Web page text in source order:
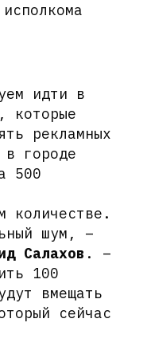
идти в
которые
рекламных
в городе
500
количестве.
шум, –
Салахов . –
100
вмещать
сейчас